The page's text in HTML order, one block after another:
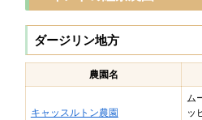
ダージリン地方
農園名
キャッスルトン農園
ム
ッ